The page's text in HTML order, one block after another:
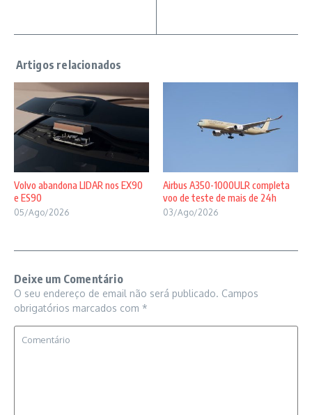
Volvo abandona LIDAR nos EX90
e ES90
05/Ago/2026
Airbus A350-1000ULR completa
voo de teste de mais de 24h
03/Ago/2026
Deixe um Comentário
O seu endereço de email não será publicado. Campos
obrigatórios marcados com *